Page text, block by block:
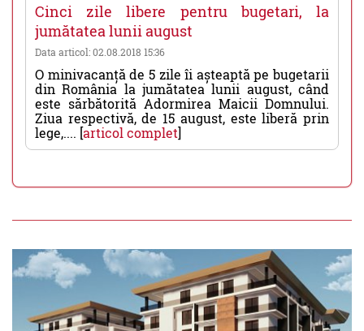
Cinci zile libere pentru bugetari, la
jumătatea lunii august
Data articol: 02.08.2018 15:36
O minivacanță de 5 zile îi așteaptă pe bugetarii
din România la jumătatea lunii august, când
este sărbătorită Adormirea Maicii Domnului.
Ziua respectivă, de 15 august, este liberă prin
lege,.... [articol complet]